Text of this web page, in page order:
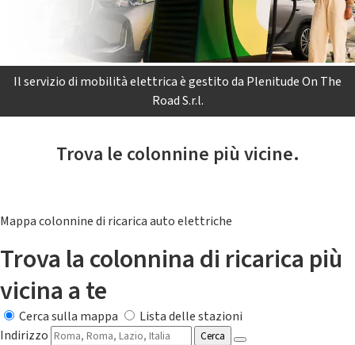
Il servizio di mobilità elettrica è gestito da Plenitude On The
Road S.r.l.
Trova le colonnine più vicine.
Mappa colonnine di ricarica auto elettriche
Trova la colonnina di ricarica più
vicina a te
Cerca sulla mappa
Lista delle stazioni
Indirizzo
Cerca